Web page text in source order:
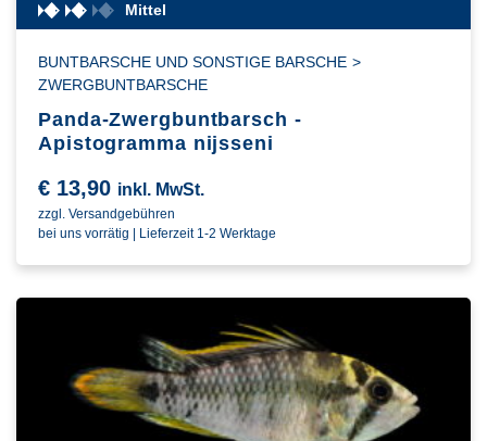
Mittel
BUNTBARSCHE UND SONSTIGE BARSCHE >
ZWERGBUNTBARSCHE
Panda-Zwergbuntbarsch -
Apistogramma nijsseni
€ 13,90 inkl. MwSt.
zzgl. Versandgebühren
bei uns vorrätig | Lieferzeit 1-2 Werktage